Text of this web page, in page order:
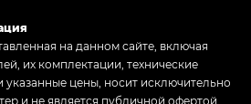
на данном сайте, включая
их комплектации, технические
указанные цены, носит исключительно
и не является публичной офертой,